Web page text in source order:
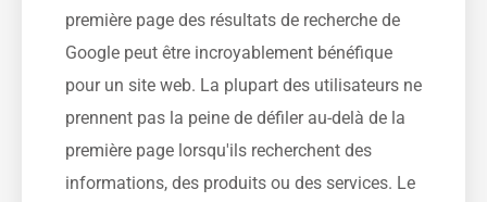
première page des résultats de recherche de
Google peut être incroyablement bénéfique
pour un site web. La plupart des utilisateurs ne
prennent pas la peine de défiler au-delà de la
première page lorsqu'ils recherchent des
informations, des produits ou des services. Le